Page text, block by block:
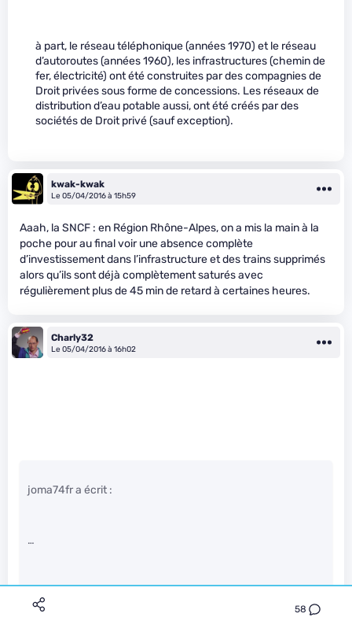
58
à part, le réseau téléphonique (années 1970) et le réseau
d’autoroutes (années 1960), les infrastructures (chemin de
fer, électricité) ont été construites par des compagnies de
Droit privées sous forme de concessions. Les réseaux de
distribution d’eau potable aussi, ont été créés par des
sociétés de Droit privé (sauf exception).
kwak-kwak
Le 05/04/2016 à 15h59
Aaah, la SNCF : en Région Rhône-Alpes, on a mis la main à la
poche pour au final voir une absence complète
d’investissement dans l’infrastructure et des trains supprimés
alors qu’ils sont déjà complètement saturés avec
régulièrement plus de 45 min de retard à certaines heures.
Charly32
Le 05/04/2016 à 16h02
joma74fr a écrit :
…
&nbsp;Merci pour ces précisions, je me suis fourvoyé sur